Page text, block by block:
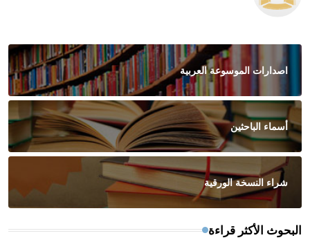
اصدارات الموسوعة العربية
أسماء الباحثين
شراء النسخة الورقية
البحوث الأكثر قراءة